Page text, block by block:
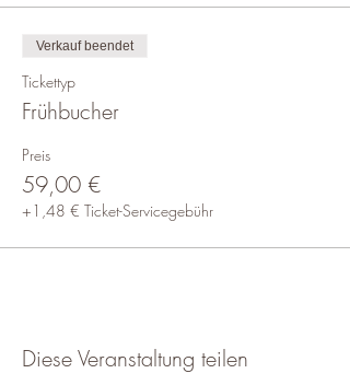
Verkauf beendet
Tickettyp
Frühbucher
Preis
59,00 €
+1,48 € Ticket-Servicegebühr
Diese Veranstaltung teilen